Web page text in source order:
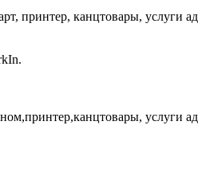
канцтовары, услуги
услуги